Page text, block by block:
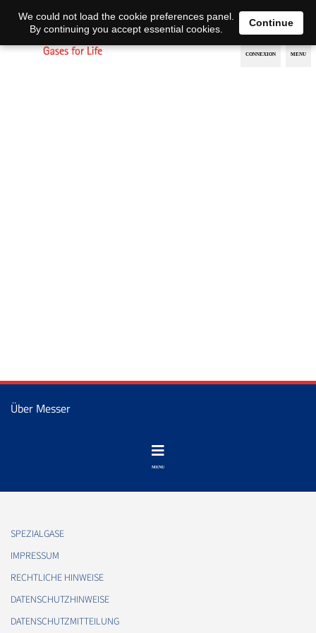
EN DE
Über Messer
SPEZIALGASE
IMPRESSUM
RECHTLICHE HINWEISE
DATENSCHUTZHINWEISE
DATENSCHUTZMITTEILUNG
We could not load the cookie preferences panel.
By continuing you accept essential cookies.
Continue